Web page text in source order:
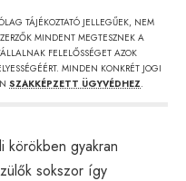
TÁJÉKOZTATÓ JELLEGŰEK, NEM
MINDENT MEGTESZNEK A
FELELŐSSÉGET AZOK
MINDEN KONKRÉT JOGI
SZAKKÉPZETT ÜGYVÉDHEZ.
körökben gyakran
sokszor így